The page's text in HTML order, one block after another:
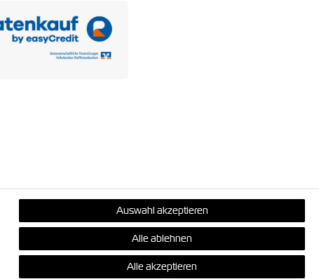
, sofern nicht anders angegeben.
und Versand.
Auswahl akzeptieren
Alle ablehnen
Alle akzeptieren